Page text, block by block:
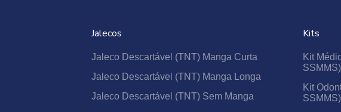
A Best Fabril
atendimentos.
Com os Kits
Jalecos
Jaleco Descartável (TNT) Manga Curta
Jaleco Descartável (TNT) Manga Longa
Jaleco Descartável (TNT) Sem Manga
Kits
Kit
SSMMS)
Kit
SSMMS)